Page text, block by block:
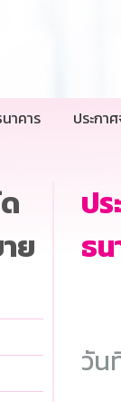
าคาร ประกา
ย
ป
ธ
วัน